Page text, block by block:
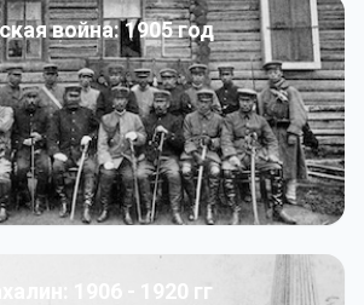
война: 1905 год
1906 - 1920 гг